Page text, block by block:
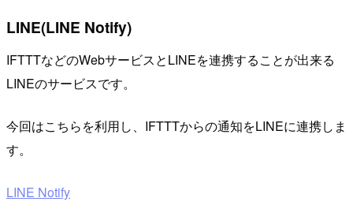
LINE(LINE Notify)
IFTTTなどのWebサービスとLINEを連携することが出来る
LINEのサービスです。
今回はこちらを利用し、IFTTTからの通知をLINEに連携しま
す。
LINE Notify